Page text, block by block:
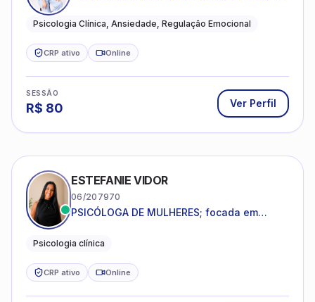
reduzir a ansiedade e construir uma vida
Psicologia Clínica, Ansiedade, Regulação Emocional
CRP ativo Online
SESSÃO
R$ 80 Ver Perfil
ESTEFANIE VIDOR
06/207970
PSICÓLOGA DE MULHERES; focada em
dentro da sua realidade.
Psicologia clínica
CRP ativo Online